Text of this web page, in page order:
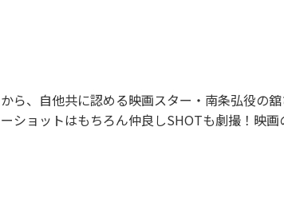
ら、自他共に認める映画スター・南条弘役の
ショットはもちろん仲良しSHOTも劇撮！映